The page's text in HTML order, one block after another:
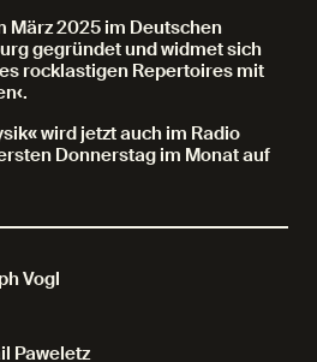
März 2025 im Deutschen
gegründet und widmet sich
rocklastigen Repertoires mit
wird jetzt auch im Radio
Donnerstag im Monat auf
Vogl
Paweletz